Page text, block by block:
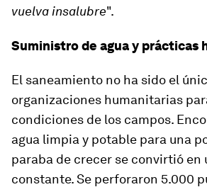
vuelva insalubre".
Suministro de agua y prácticas
El saneamiento no ha sido el
organizaciones humanitarias
condiciones de los campos.
agua limpia y potable para una
paraba de crecer se convirtió en
constante. Se perforaron 5.000